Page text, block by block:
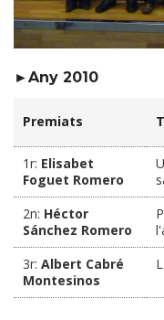
►Any 2010
Premiats
1r: Elisabet
Foguet Romero
2n: Héctor
Sánchez Romero
3r: Albert Cabré
Montesinos